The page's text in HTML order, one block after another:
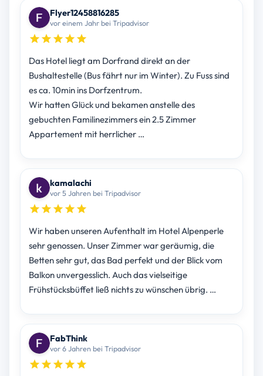
Flyer12458816285
vor einem Jahr bei Tripadvisor
Das Hotel liegt am Dorfrand direkt an der
Bushaltestelle (Bus fährt nur im Winter). Zu Fuss sind
es ca. 10min ins Dorfzentrum.
Wir hatten Glück und bekamen anstelle des
gebuchten Familinezimmers ein 2.5 Zimmer
Appartement mit herrlicher …
kamalachi
vor 5 Jahren bei Tripadvisor
Wir haben unseren Aufenthalt im Hotel Alpenperle
sehr genossen. Unser Zimmer war geräumig, die
Betten sehr gut, das Bad perfekt und der Blick vom
Balkon unvergesslich. Auch das vielseitige
Frühstücksbüffet ließ nichts zu wünschen übrig. …
FabThink
vor 6 Jahren bei Tripadvisor